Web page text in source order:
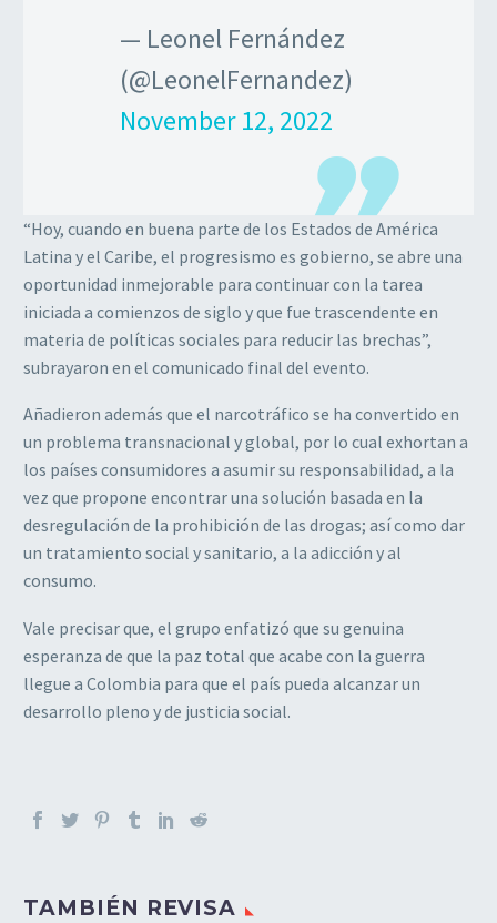
— Leonel Fernández
(@LeonelFernandez)
November 12, 2022
“Hoy, cuando en buena parte de los Estados de América
Latina y el Caribe, el progresismo es gobierno, se abre una
oportunidad inmejorable para continuar con la tarea
iniciada a comienzos de siglo y que fue trascendente en
materia de políticas sociales para reducir las brechas”,
subrayaron en el comunicado final del evento.
Añadieron además que el narcotráfico se ha convertido en
un problema transnacional y global, por lo cual exhortan a
los países consumidores a asumir su responsabilidad, a la
vez que propone encontrar una solución basada en la
desregulación de la prohibición de las drogas; así como dar
un tratamiento social y sanitario, a la adicción y al
consumo.
Vale precisar que, el grupo enfatizó que su genuina
esperanza de que la paz total que acabe con la guerra
llegue a Colombia para que el país pueda alcanzar un
desarrollo pleno y de justicia social.
TAMBIÉN REVISA